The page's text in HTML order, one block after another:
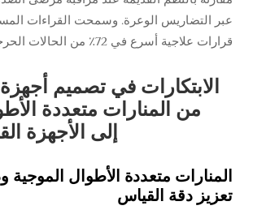
عبر التضاريس الوعرة. وسمحت القراءات
قرارات علاجية أسرع في 72٪ من الحالات الحرجة.
الابتكارات في تصميم
من المنارات متعددة
إلى الأجهزة
المنارات متعددة الأطوال الموجية
تعزيز دقة القياس